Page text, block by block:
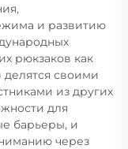
и развитию
рюкзаков как
делятся своими
из других
для
барьеры, и
через